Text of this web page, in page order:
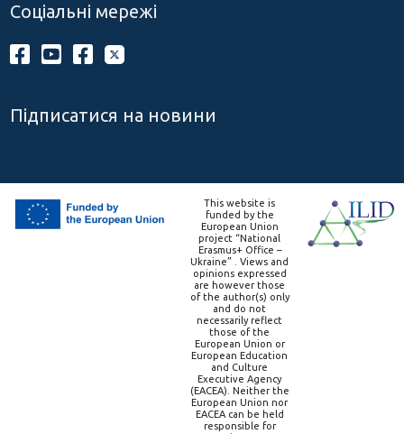
Соціальні мережі
Підписатися на новини
This website is
funded by the
European Union
project “National
Erasmus+ Office –
Ukraine” . Views and
opinions expressed
are however those
of the author(s) only
and do not
necessarily reflect
those of the
European Union or
European Education
and Culture
Executive Agency
(EACEA). Neither the
European Union nor
EACEA can be held
responsible for